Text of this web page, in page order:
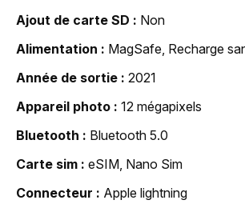
Ajout de carte SD
Non
Alimentation
MagSafe, Recharge
Année de sortie
2021
Appareil photo
12 mégapixels
Bluetooth
Bluetooth 5.0
Carte sim
eSIM, Nano Sim
Connecteur
Apple lightning